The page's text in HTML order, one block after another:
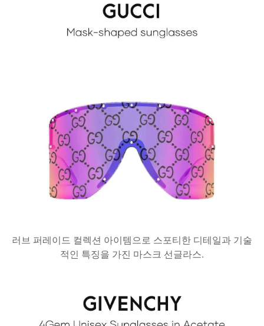
러브 퍼레이드 컬렉션 아이템으로 스포티한 디테일과 기술
적인 특징을 가진 마스크 선글라스.